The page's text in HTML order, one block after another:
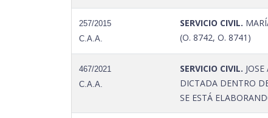
257/2015
C.A.A.
SERVICIO CIVIL.
(O. 8742, O. 8741)
467/2021
C.A.A.
SERVICIO CIVIL.
DICTADA DENTRO
SE ESTÁ